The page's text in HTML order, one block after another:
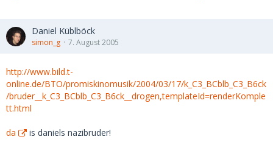
Daniel Küblböck
simon_g 7. August 2005
http://www.bild.t-
online.de/BTO/promiskinomusik/2004/03/17/k_C3_BCblb_C3_B6ck
/bruder__k_C3_BCblb_C3_B6ck__drogen,templateId=renderKomple
tt.html
da is daniels nazibruder!